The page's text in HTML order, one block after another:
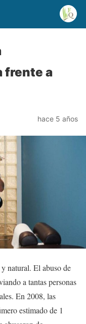
frente a
hace 5 años
natural. El abuso de
a tantas personas
En 2008, las
estimado de 1